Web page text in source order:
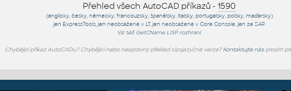
Přehled všech AutoCAD příkazů - 1590
(anglicky, česky, německy, francouzsky, španělsky, italsky, portugalsky, polsky, maďarsky)
jen ExpressTools, jenneobsažené v LT, jenneobsažené v Core Console, jenze SAP
Viz též GetCName LISP rozhraní.
Chybějící příkaz AutoCADu? Chybějící nebo nesprávný překlad cizojazyčné verze? Kontaktujte násprosím